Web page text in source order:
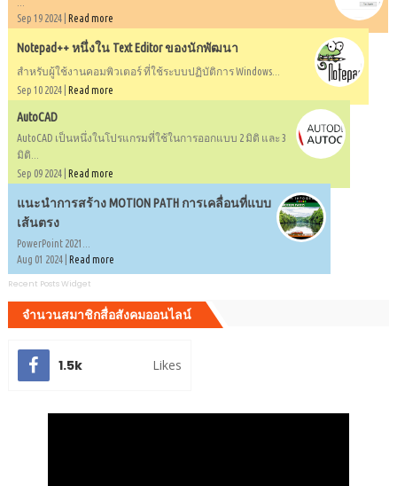
Sep 19 2024 | Read more
Notepad++ หนึ่งใน Text Editor ของนักพัฒนา
สำหรับผู้ใช้งานคอมพิวเตอร์ ที่ใช้ระบบปฏิบัติการ Windows...
Sep 10 2024 | Read more
AutoCAD
AutoCAD เป็นหนึ่งในโปรแกรมที่ใช้ในการออกแบบ 2 มิติ และ 3
มิติ...
Sep 09 2024 | Read more
แนะนำการสร้าง MOTION PATH การเคลื่อนที่แบบ
เส้นตรง
PowerPoint 2021...
Aug 01 2024 | Read more
Recent Posts Widget
จำนวนสมาชิกสื่อสังคมออนไลน์
1.5k Likes